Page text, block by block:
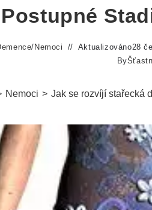
Postupné
/ Nemoci Aktualizováno28
By
Nemoci > Jak se rozvíjí stařecká